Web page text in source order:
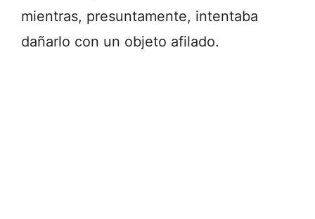
mientras, presuntamente, intentaba
dañarlo con un objeto afilado.